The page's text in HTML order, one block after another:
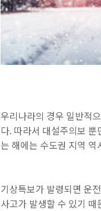
우리나라의 경우 일반적
다. 따라서 대설주의보
는 해에는 수도권 지역
기상특보가 발령되면 운
사고가 발생할 수 있기 때